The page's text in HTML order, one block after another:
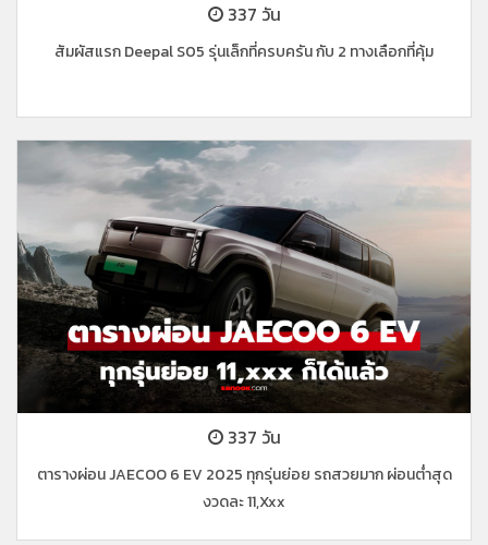
337 วัน
สัมผัสแรก Deepal S05 รุ่นเล็กที่ครบครัน กับ 2 ทางเลือกที่คุ้ม
337 วัน
ตารางผ่อน JAECOO 6 EV 2025 ทุกรุ่นย่อย รถสวยมาก ผ่อนต่ำสุด
งวดละ 11,xxx